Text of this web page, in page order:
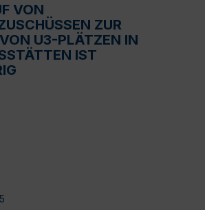
VON
ZUR
U3-PLÄTZEN IN
IST